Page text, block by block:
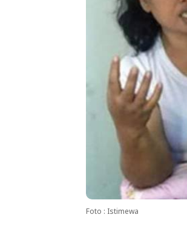
Foto : Istimewa